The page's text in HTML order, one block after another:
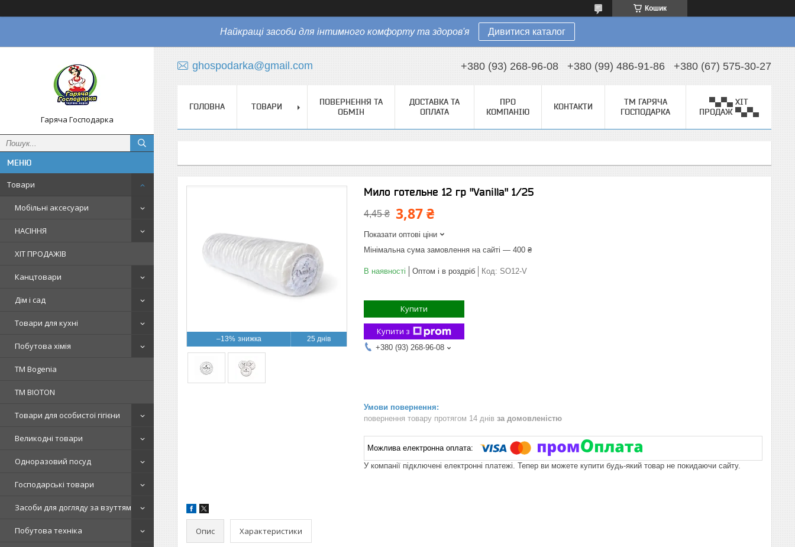
Кошик
Найкращі засоби для інтимного комфорту та здоров'я Дивитися каталог
Гаряча Господарка
Товари
Мобільні аксесуари
НАСІННЯ
ХІТ ПРОДАЖІВ
Канцтовари
Дім і сад
Товари для кухні
Побутова хімія
ТМ Bogenia
ТМ BIOTON
Товари для особистої гігієни
Великодні товари
Одноразовий посуд
Господарські товари
Засоби для догляду за взуттям
Побутова техніка
ghospodarka@gmail.com +380 (93) 268-96-08 +380 (99) 486-91-86 +380 (67) 575-30-27
ГОЛОВНА ТОВАРИ
ПОВЕРНЕННЯ ТА
ОБМІН
ДОСТАВКА ТА
ОПЛАТА
ПРО
КОМПАНІЮ
КОНТАКТИ
ТМ ГАРЯЧА
ГОСПОДАРКА
▀▄▀▄ ХІТ
ПРОДАЖ ▀▄▀▄
–13% 25 днів
Мило готельне 12 гр "Vanilla" 1/25
4,45 ₴ 3,87 ₴
Показати оптові ціни
Мінімальна сума замовлення на сайті — 400 ₴
В наявності Оптом і в роздріб Код: SO12-V
Купити
Купити з
+380 (93) 268-96-08
повернення товару протягом 14 днів за домовленістю
У компанії підключені електронні платежі. Тепер ви можете купити будь-який товар не покидаючи сайту.
Опис Характеристики